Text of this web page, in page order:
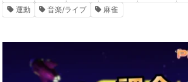
運動
音楽/ライブ 麻雀